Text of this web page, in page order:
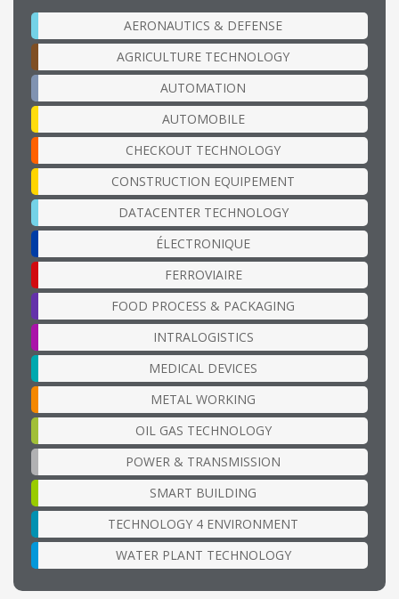
AERONAUTICS & DEFENSE
AGRICULTURE TECHNOLOGY
AUTOMATION
AUTOMOBILE
CHECKOUT TECHNOLOGY
CONSTRUCTION EQUIPEMENT
DATACENTER TECHNOLOGY
ÉLECTRONIQUE
FERROVIAIRE
FOOD PROCESS & PACKAGING
INTRALOGISTICS
MEDICAL DEVICES
METAL WORKING
OIL GAS TECHNOLOGY
POWER & TRANSMISSION
SMART BUILDING
TECHNOLOGY 4 ENVIRONMENT
WATER PLANT TECHNOLOGY